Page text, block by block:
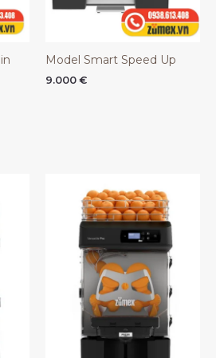
Model Smart Speed Up
9.000 €